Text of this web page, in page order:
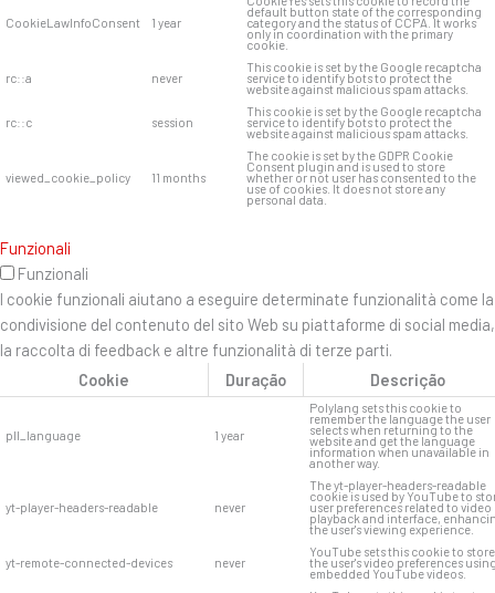
CookieLawInfoConsent 1 year
default button state of the corresponding
category and the status of CCPA. It works
only in coordination with the primary
cookie.
rc::a never
This cookie is set by the Google recaptcha
service to identify bots to protect the
website against malicious spam attacks.
rc::c session
This cookie is set by the Google recaptcha
service to identify bots to protect the
website against malicious spam attacks.
viewed_cookie_policy 11 months
The cookie is set by the GDPR Cookie
Consent plugin and is used to store
whether or not user has consented to the
use of cookies. It does not store any
personal data.
Funzionali
Funzionali
I cookie funzionali aiutano a eseguire determinate funzionalità come la
condivisione del contenuto del sito Web su piattaforme di social media,
la raccolta di feedback e altre funzionalità di terze parti.
Cookie
Duração Descrição
pll_language 1 year
Polylang sets this cookie to
remember the language the user
selects when returning to the
website and get the language
information when unavailable in
another way.
yt-player-headers-readable never
The yt-player-headers-readable
cookie is used by YouTube to
user preferences related to video
playback and interface,
the user's viewing experience.
yt-remote-connected-devices never
YouTube sets this cookie to store
the user's video preferences
embedded YouTube videos.